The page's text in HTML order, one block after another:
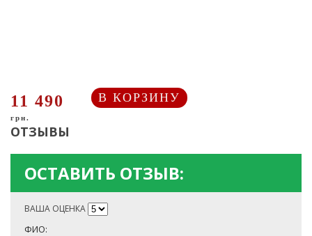
11 490
грн.
В КОРЗИНУ
ОТЗЫВЫ
ОСТАВИТЬ ОТЗЫВ:
ВАША ОЦЕНКА
ФИО: